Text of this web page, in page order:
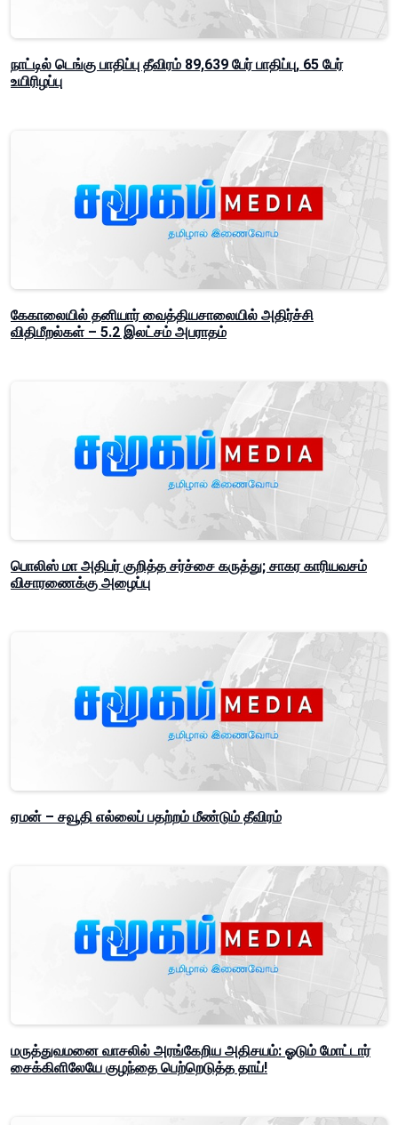
நாட்டில் டெங்கு பாதிப்பு தீவிரம் 89,639 பேர் பாதிப்பு, 65 பேர்
உயிரிழப்பு
கேகாலையில் தனியார் வைத்தியசாலையில் அதிர்ச்சி
விதிமீறல்கள் – 5.2 இலட்சம் அபராதம்
பொலிஸ் மா அதிபர் குறித்த சர்ச்சை கருத்து; சாகர காரியவசம்
விசாரணைக்கு அழைப்பு
ஏமன் – சவூதி எல்லைப் பதற்றம் மீண்டும் தீவிரம்
மருத்துவமனை வாசலில் அரங்கேறிய அதிசயம்: ஓடும் மோட்டார்
சைக்கிளிலேயே குழந்தை பெற்றெடுத்த தாய்!